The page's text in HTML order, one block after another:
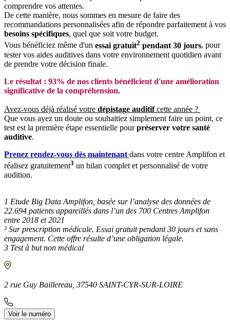
comprendre vos attentes.
De cette manière, nous sommes en mesure de faire des
recommandations personnalisées afin de répondre parfaitement à vos
besoins spécifiques, quel que soit votre budget.
Vous bénéficiez même d'un essai gratuit2 pendant 30 jours, pour
tester vos aides auditives dans votre environnement quotidien avant
de prendre votre décision finale.
Le résultat : 93% de nos clients bénéficient d'une amélioration
significative de la compréhension.
Avez-vous déjà réalisé votre dépistage auditifcette année ?
Que vous ayez un doute ou souhaitiez simplement faire un point, ce
test est la première étape essentielle pourpréserver votre santé
auditive.
Prenez rendez-vous dès maintenant dans votre centre Amplifon et
réalisez gratuitement3 un bilan complet et personnalisé de votre
audition.
1 Etude Big Data Amplifon, basée sur l’analyse des données de
22.694 patients appareillés dans l’un des 700 Centres Amplifon
entre 2018 et 2021
² Sur prescription médicale. Essai gratuit pendant 30 jours et sans
engagement. Cette offre résulte d’une obligation légale.
3 Test à but non médical
2 rue Guy Baillereau, 37540 SAINT-CYR-SUR-LOIRE
Voir le numéro